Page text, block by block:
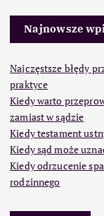
Najnowsze
Najczęstsze błędy
praktyce
Kiedy warto
zamiast w sądzie
Kiedy testament
Kiedy sąd może
Kiedy odrzucenie
rodzinnego